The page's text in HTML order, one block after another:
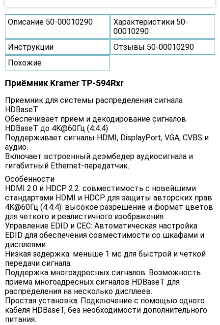
Описание 50-00010290
Характеристики 50-
00010290
Инструкции
Отзывы 50-00010290
Похожие
Приёмник Kramer TP-594Rxr
Приемник для системы распределения сигнала
HDBaseT
Обеспечивает прием и декодирование сигналов
HDBaseT до 4K@60Гц (4:4:4)
Поддерживает сигналы HDMI, DisplayPort, VGA, CVBS и
аудио.
Включает встроенный деэмбедер аудиосигнала и
гигабитный Ethernet-передатчик.
Особенности
HDMI 2.0 и HDCP 2.2: совместимость с новейшими
стандартами HDMI и HDCP для защиты авторских прав
4K@60Гц (4:4:4): высокое разрешение и формат цветов
для четкого и реалистичного изображения.
Управление EDID и CEC: Автоматическая настройка
EDID для обеспечения совместимости со шкафами и
дисплеями.
Низкая задержка: меньше 1 мс для быстрой и четкой
передачи сигнала.
Поддержка многоадресных сигналов: Возможность
приема многоадресных сигналов HDBaseT для
распределения на несколько дисплеев.
Простая установка: Подключение с помощью одного
кабеля HDBaseT, без необходимости дополнительного
питания.